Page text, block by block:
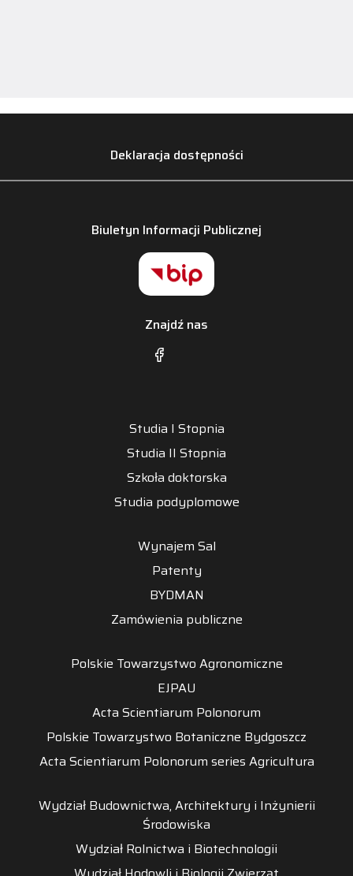
Deklaracja dostępności
Biuletyn Informacji Publicznej
Znajdź nas
Studia I Stopnia
Studia II Stopnia
Szkoła doktorska
Studia podyplomowe
Wynajem Sal
Patenty
BYDMAN
Zamówienia publiczne
Polskie Towarzystwo Agronomiczne
EJPAU
Acta Scientiarum Polonorum
Polskie Towarzystwo Botaniczne Bydgoszcz
Acta Scientiarum Polonorum series Agricultura
Wydział Budownictwa, Architektury i Inżynierii
Środowiska
Wydział Rolnictwa i Biotechnologii